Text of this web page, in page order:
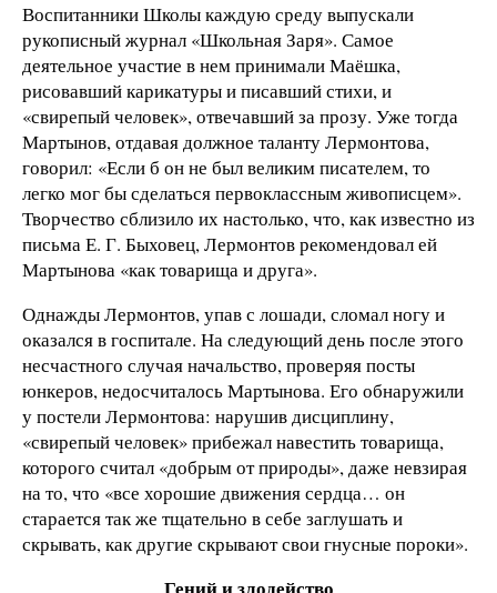
Воспитанники Школы каждую среду выпускали
рукописный журнал «Школьная Заря». Самое
деятельное участие в нем принимали Маёшка,
рисовавший карикатуры и писавший стихи, и
«свирепый человек», отвечавший за прозу. Уже тогда
Мартынов, отдавая должное таланту Лермонтова,
говорил: «Если б он не был великим писателем, то
легко мог бы сделаться первоклассным живописцем».
Творчество сблизило их настолько, что, как известно из
письма Е. Г. Быховец, Лермонтов рекомендовал ей
Мартынова «как товарища и друга».
Однажды Лермонтов, упав с лошади, сломал ногу и
оказался в госпитале. На следующий день после этого
несчастного случая начальство, проверяя посты
юнкеров, недосчиталось Мартынова. Его обнаружили
у постели Лермонтова: нарушив дисциплину,
«свирепый человек» прибежал навестить товарища,
которого считал «добрым от природы», даже невзирая
на то, что «все хорошие движения сердца… он
старается так же тщательно в себе заглушать и
скрывать, как другие скрывают свои гнусные пороки».